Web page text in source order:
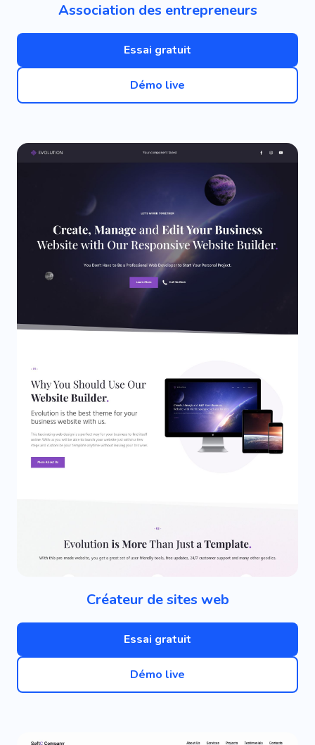
Association des entrepreneurs
Essai gratuit
Démo live
Créateur de sites web
Essai gratuit
Démo live